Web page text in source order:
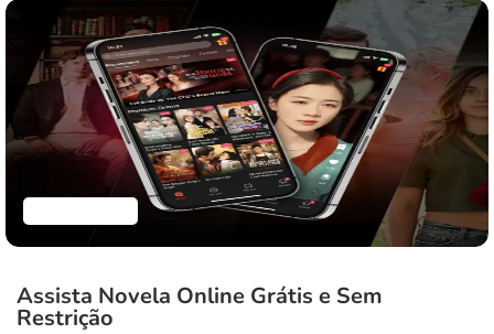
Assista Novela Online Grátis e Sem
Restrição